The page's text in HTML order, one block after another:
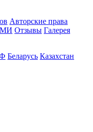
Авторские права
Отзывы Галерея
Беларусь Казахстан